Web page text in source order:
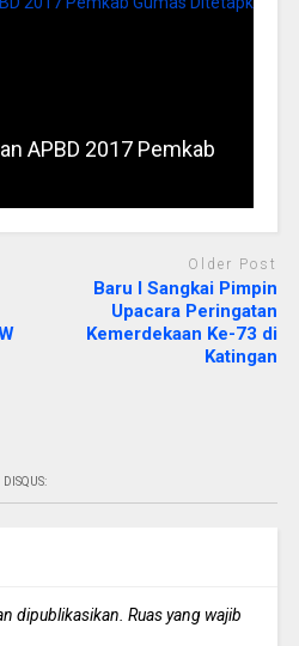
APBD 2017 Pemkab
Older Post
Baru I Sangkai Pimpin
Upacara Peringatan
Kemerdekaan Ke-73 di
Katingan
DISQUS:
dipublikasikan. Ruas yang wajib